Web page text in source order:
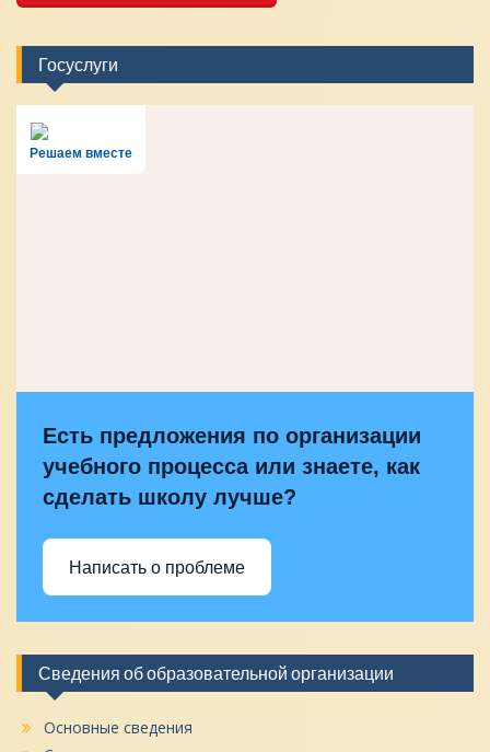
Госуслуги
Решаем вместе
Есть предложения по организации
учебного процесса или знаете, как
сделать школу лучше?
Написать о проблеме
Сведения об образовательной организации
Основные сведения